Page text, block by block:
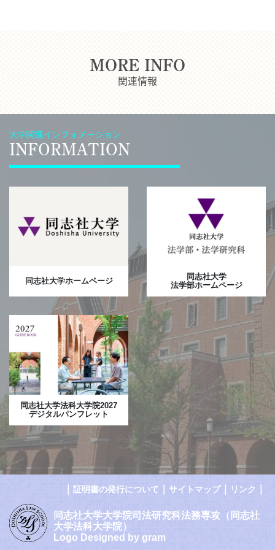
MORE INFO
関連情報
大学関連インフォメーション
INFORMATION
同志社大学ホームページ
同志社大学
法学部ホームページ
同志社大学法科大学院2027
デジタルパンフレット
証明書の発行について サイトマップ｜ リンク
同志社大学大学院司法研究科法務専攻（同志社
大学法科大学院）
Logo Designed by gram